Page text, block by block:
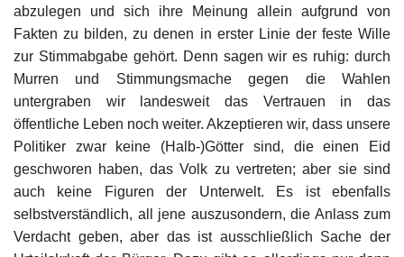
Galerie
Lasst uns erinnern †
Language
abzulegen und sich ihre Meinung allein aufgrund von
Fakten zu bilden, zu denen in erster Linie der feste Wille
zur Stimmabgabe gehört. Denn sagen wir es ruhig: durch
Murren und Stimmungsmache gegen die Wahlen
untergraben wir landesweit das Vertrauen in das
öffentliche Leben noch weiter. Akzeptieren wir, dass unsere
Politiker zwar keine (Halb-)Götter sind, die einen Eid
geschworen haben, das Volk zu vertreten; aber sie sind
auch keine Figuren der Unterwelt. Es ist ebenfalls
selbstverständlich, all jene auszusondern, die Anlass zum
Verdacht geben, aber das ist ausschließlich Sache der